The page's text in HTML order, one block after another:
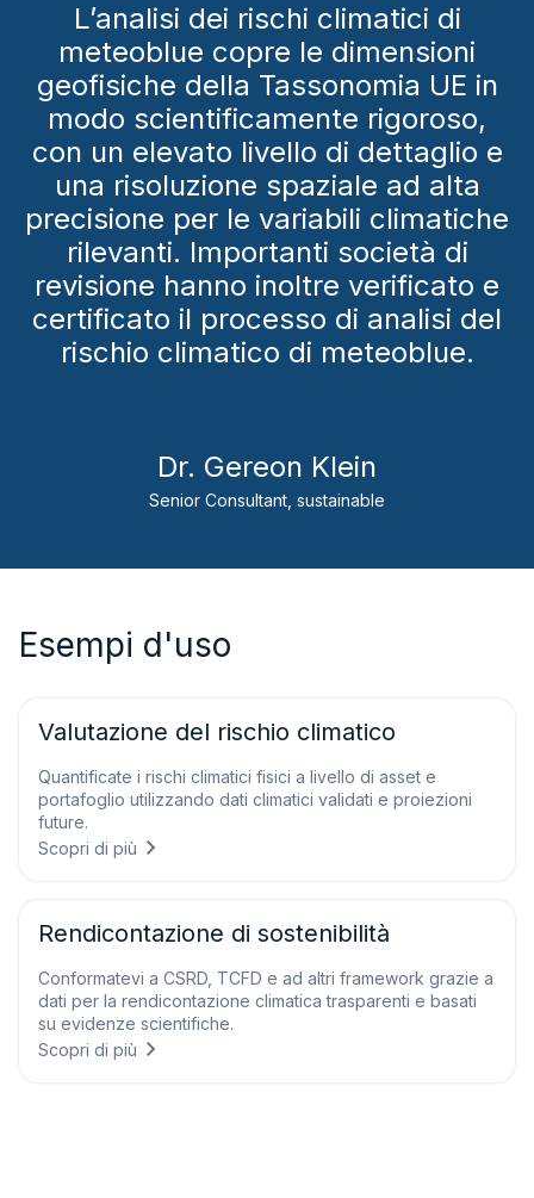
L’analisi dei rischi climatici di
meteoblue copre le dimensioni
geofisiche della Tassonomia UE in
modo scientificamente rigoroso,
con un elevato livello di dettaglio e
una risoluzione spaziale ad alta
precisione per le variabili climatiche
rilevanti. Importanti società di
revisione hanno inoltre verificato e
certificato il processo di analisi del
rischio climatico di meteoblue.
Dr. Gereon Klein
Senior Consultant, sustainable
Esempi d'uso
Valutazione del rischio climatico
Quantificate i rischi climatici fisici a livello di asset e
portafoglio utilizzando dati climatici validati e proiezioni
future.
Scopri di più
Rendicontazione di sostenibilità
Conformatevi a CSRD, TCFD e ad altri framework grazie a
dati per la rendicontazione climatica trasparenti e basati
su evidenze scientifiche.
Scopri di più